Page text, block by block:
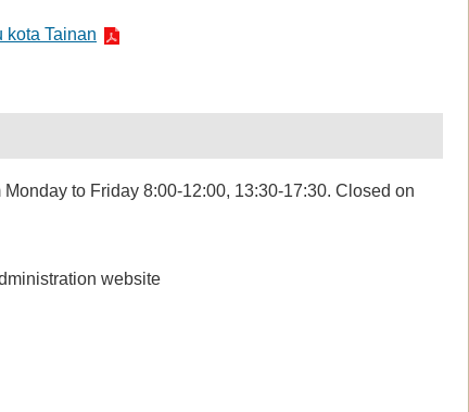
kota Tainan
to Friday 8:00-12:00, 13:30-17:30. Closed on
website